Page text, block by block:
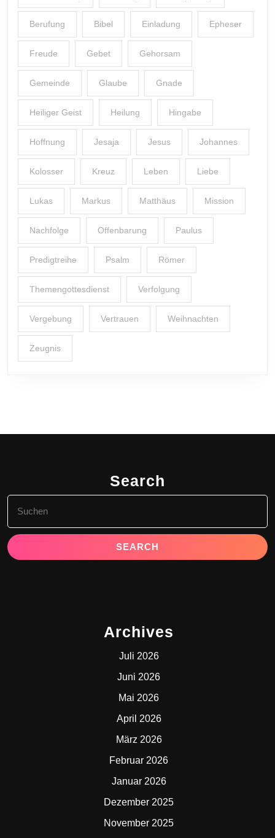
Berufung Bibel Einladung Epheser
Freude Gebet Gehorsam
Gemeinde Glaube Gnade
Heiliger Geist Heilung Hingabe
Hoffnung Jesaja Jesus Johannes
Kolosser Kreuz Leben Liebe
Lukas Markus Matthäus Mission
Nachfolge Offenbarung Paulus
Predigtreihe Psalm Römer
Themengottesdienst Verfolgung
Vergebung Vertrauen Weihnachten
Zeugnis
Search
for:
Archives
Juli 2026
Juni 2026
Mai 2026
April 2026
März 2026
Februar 2026
Januar 2026
Dezember 2025
November 2025